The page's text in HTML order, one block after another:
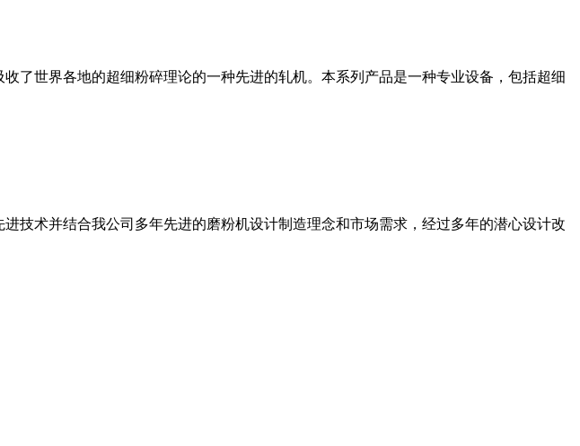
了世界各地的超细粉碎理论的一种先进的轧机。本系列产品是一种专业设备，包括超细
技术并结合我公司多年先进的磨粉机设计制造理念和市场需求，经过多年的潜心设计改